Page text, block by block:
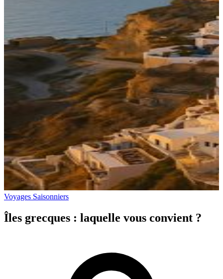
Voyages Saisonniers
Îles grecques : laquelle vous convient ?